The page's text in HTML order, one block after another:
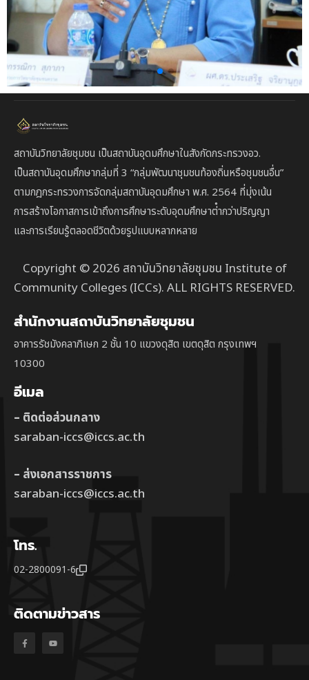
สถาบันวิทยาลัยชุมชน เป็นสถาบันอุดมศึกษาในสังกัดกระทรวงอว.
เป็นสถาบันอุดมศึกษากลุ่มที่ 3 “กลุ่มพัฒนาชุมชนท้องถิ่นหรือชุมชนอื่น”
ตามกฎกระทรวงการจัดกลุ่มสถาบันอุดมศึกษา พ.ศ. 2564 ที่มุ่งเน้น
การสร้างโอกาสการเข้าถึงการศึกษาระดับอุดมศึกษาต่ํากว่าปริญญา
และการเรียนรู้ตลอดชีวิตด้วยรูปแบบหลากหลาย
Copyright © 2026 สถาบันวิทยาลัยชุมชน Institute of
Community Colleges (ICCs). ALL RIGHTS RESERVED.
สำนักงานสถาบันวิทยาลัยชุมชน
อาคารรัชมังคลาภิเษก 2 ชั้น 10 แขวงดุสิต เขตดุสิต กรุงเทพฯ
10300
อีเมล
– ติดต่อส่วนกลาง
saraban-iccs@iccs.ac.th
– ส่งเอกสารราชการ
saraban-iccs@iccs.ac.th
โทร.
02-2800091-6
ติดตามข่าวสาร